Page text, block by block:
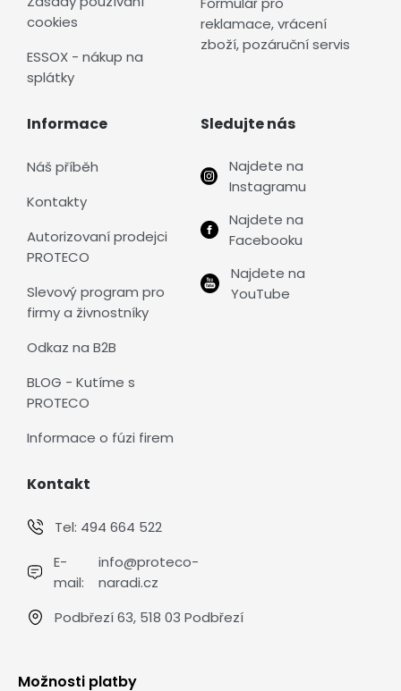
cookies
ESSOX - nákup na
splátky
reklamace, vrácení
zboží, pozáruční servis
Informace
Náš příběh
Kontakty
Autorizovaní prodejci
PROTECO
Slevový program pro
firmy a živnostníky
Odkaz na B2B
BLOG - Kutíme s
PROTECO
Informace o fúzi firem
Sledujte nás
Najdete na
Instagramu
Najdete na
Facebooku
Najdete na
YouTube
Kontakt
Tel: 494 664 522
E-
mail:
info@proteco-
naradi.cz
Podbřezí 63, 518 03 Podbřezí
Možnosti platby